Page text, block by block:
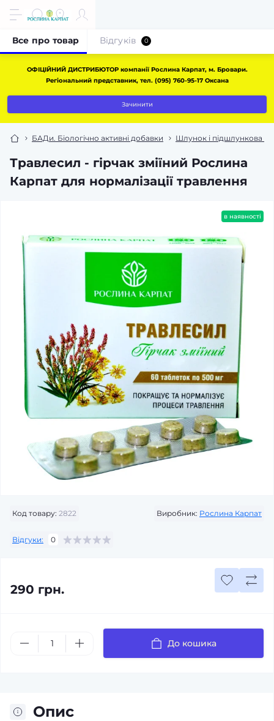
ОФІЦІЙНИЙ ДИСТРИБЮТОР компанії Рослина Карпат, м. Бровари.
Регіональний представник, тел. (095) 760-95-17 Оксана
Зачинити
БАДи. Біологічно активні добавки Шлунок і підшлункова
Травлесил - гірчак зміїний Рослина
Карпат для нормалізації травлення
Все про товар Відгуків 0
в наявності
Код товару: 2822 Виробник: Рослина Карпат
Відгуки: 0
290 грн.
До кошика
Опис